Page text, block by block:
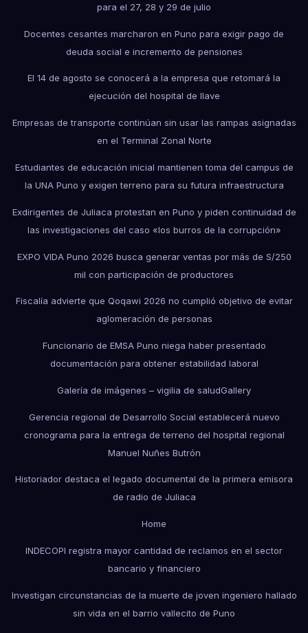
para el 27, 28 y 29 de julio
Docentes cesantes marcharon en Puno para exigir pago de
deuda social e incremento de pensiones
El 14 de agosto se conocerá a la empresa que retomará la
ejecución del hospital de Ilave
Empresas de transporte continúan sin usar las rampas asignadas
en el Terminal Zonal Norte
Estudiantes de educación inicial mantienen toma del campus de
la UNA Puno y exigen terreno para su futura infraestructura
Exdirigentes de Juliaca protestan en Puno y piden continuidad de
las investigaciones del caso «los burros de la corrupción»
EXPO VIDA Puno 2026 busca generar ventas por más de S/250
mil con participación de productores
Fiscalía advierte que Qoqawi 2026 no cumplió objetivo de evitar
aglomeración de personas
Funcionario de EMSA Puno niega haber presentado
documentación para obtener estabilidad laboral
Galería de imágenes – vigilia de saludGallery
Gerencia regional de Desarrollo Social establecerá nuevo
cronograma para la entrega de terreno del hospital regional
Manuel Nuñes Butrón
Historiador destaca el legado documental de la primera emisora
de radio de Juliaca
Home
INDECOPI registra mayor cantidad de reclamos en el sector
bancario y financiero
Investigan circunstancias de la muerte de joven ingeniero hallado
sin vida en el barrio vallecito de Puno